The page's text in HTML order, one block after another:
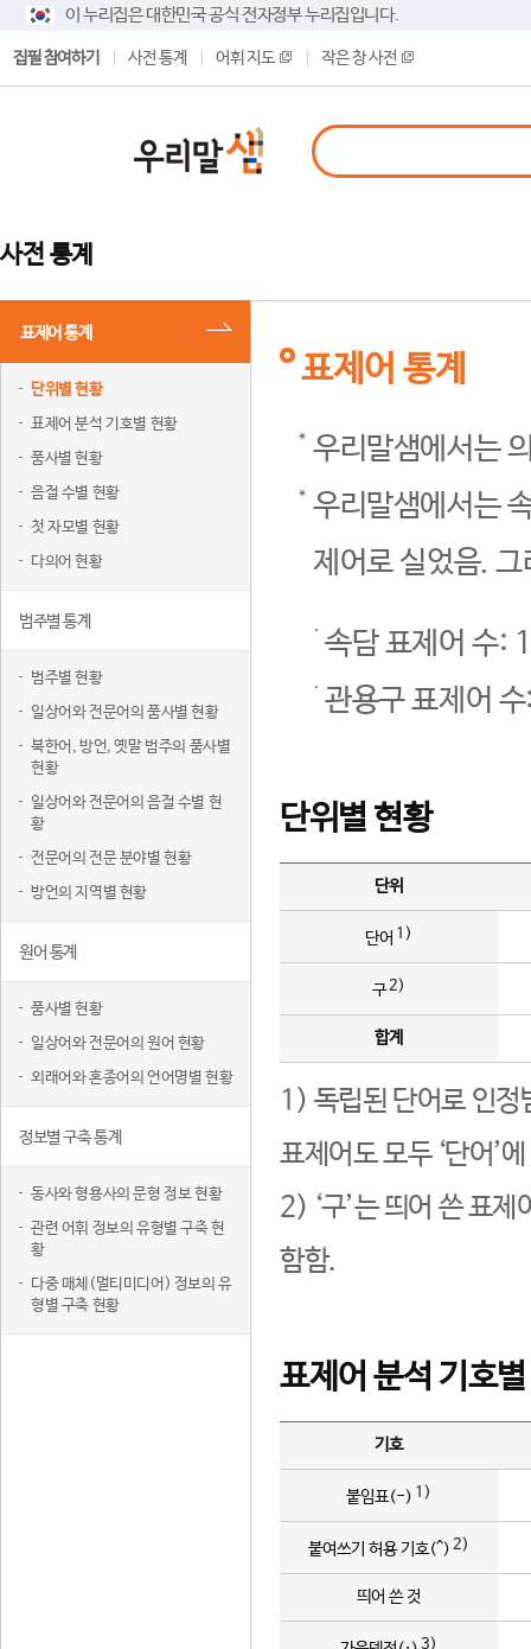
이 누리집은 대한민국 공식 전자정부 누리집입니다.
집필 참여하기 사전 통계 어휘 지도 작은 창 사전
사전 통계
표제어 통계
단위별 현황
표제어 분석 기호별 현황
품사별 현황
음절 수별 현황
첫 자모별 현황
다의어 현황
범주별 통계
범주별 현황
일상어와 전문어의 품사별 현황
북한어, 방언, 옛말 범주의 품사별
현황
일상어와 전문어의 음절 수별 현
황
전문어의 전문 분야별 현황
방언의 지역별 현황
원어 통계
품사별 현황
일상어와 전문어의 원어 현황
외래어와 혼종어의 언어명별 현황
정보별 구축 통계
동사와 형용사의 문형 정보 현황
관련 어휘 정보의 유형별 구축 현
황
다중 매체(멀티미디어) 정보의 유
형별 구축 현황
표제어 통계
우리말샘에서는
우리말샘에서는
제어로 실었음.
속담 표제어 수:
관용구 표제어
단위별 현황
단위
단어 1)
구2)
합계
1) 독립된 단어로 인정
표제어도 모두 ‘단어’
2) ‘구’는 띄어 쓴 표
함함.
표제어 분석 기호
기호
붙임표(-) 1)
붙여쓰기 허용 기호(^) 2)
띄어 쓴 것
3)